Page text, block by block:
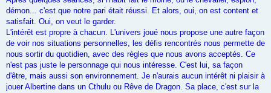
démon... c'est que notre pari était réussi. Et alors, oui, on est content et
satisfait. Oui, on veut le garder.
L'intérêt est propre à chacun. L'univers joué nous propose une autre façon
de voir nos situations personnelles, les défis rencontrés nous permette de
nous sortir du quotidien, avec des règles que nous avons acceptés. Ce
n'est pas juste le personnage qui nous intéresse. C'est lui, sa façon
d'être, mais aussi son environnement. Je n'aurais aucun intérêt ni plaisir à
jouer Albertine dans un Cthulu ou Rêve de Dragon. Sa place, c'est sur la